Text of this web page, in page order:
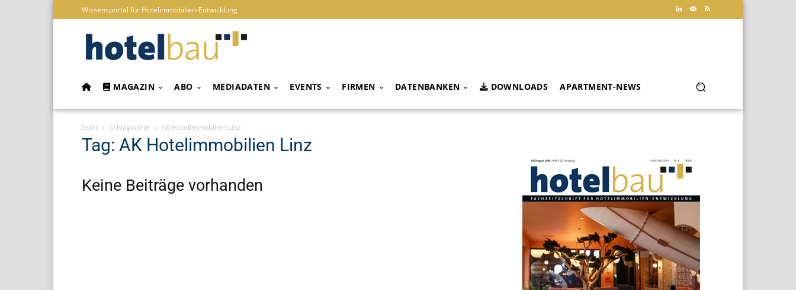
Wissensportal für Hotelimmobilien-Entwicklung
MAGAZIN ABO MEDIADATEN EVENTS FIRMEN DATENBANKEN DOWNLOADS APARTMENT-NEWS
Start Schlagworte AK Hotelimmobilien Linz
Tag: AK Hotelimmobilien Linz
Keine Beiträge vorhanden